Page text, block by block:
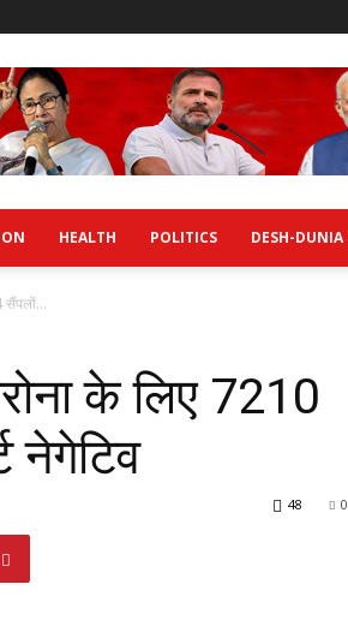
HEALTH POLITICS DESH-DUNIA
सैंपलों...
के लिए 7210
नेगेटिव
0
48